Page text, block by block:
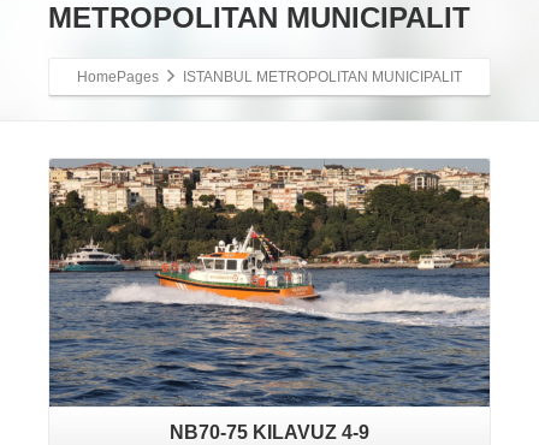
METROPOLITAN MUNICIPALIT
HomePages ISTANBUL METROPOLITAN MUNICIPALIT
NB70-75 KILAVUZ 4-9